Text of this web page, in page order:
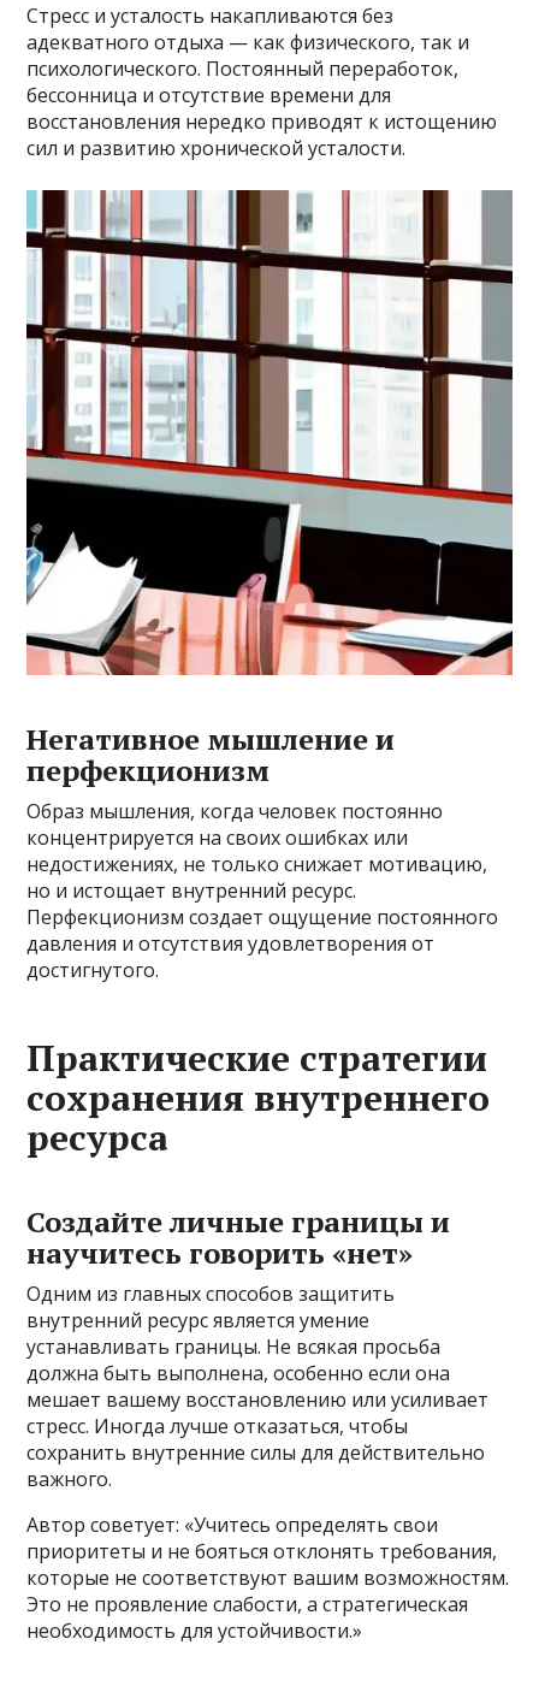
Стресс и усталость накапливаются без
адекватного отдыха — как физического, так и
психологического. Постоянный переработок,
бессонница и отсутствие времени для
восстановления нередко приводят к истощению
сил и развитию хронической усталости.
Негативное мышление и
перфекционизм
Образ мышления, когда человек постоянно
концентрируется на своих ошибках или
недостижениях, не только снижает мотивацию,
но и истощает внутренний ресурс.
Перфекционизм создает ощущение постоянного
давления и отсутствия удовлетворения от
достигнутого.
Практические стратегии
сохранения внутреннего
ресурса
Создайте личные границы и
научитесь говорить «нет»
Одним из главных способов защитить
внутренний ресурс является умение
устанавливать границы. Не всякая просьба
должна быть выполнена, особенно если она
мешает вашему восстановлению или усиливает
стресс. Иногда лучше отказаться, чтобы
сохранить внутренние силы для действительно
важного.
Автор советует: «Учитесь определять свои
приоритеты и не бояться отклонять требования,
которые не соответствуют вашим возможностям.
Это не проявление слабости, а стратегическая
необходимость для устойчивости.»